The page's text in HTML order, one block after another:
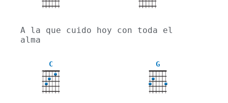
A la que cuido hoy con toda el
alma
C
X
G